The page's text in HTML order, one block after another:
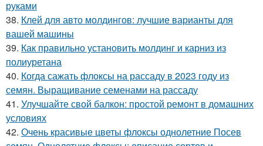
руками
38. Клей для авто молдингов: лучшие варианты для
вашей машины
39. Как правильно установить молдинг и карниз из
полиуретана
40. Когда сажать флоксы на рассаду в 2023 году из
семян. Выращивание семенами на рассаду
41. Улучшайте свой балкон: простой ремонт в домашних
условиях
42. Очень красивые цветы флоксы однолетние Посев